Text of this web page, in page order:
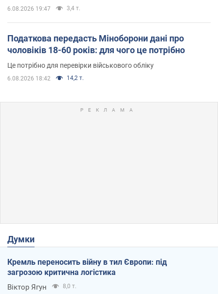
6.08.2026 19:47 3,4 т.
Податкова передасть Міноборони дані про
чоловіків 18-60 років: для чого це потрібно
Це потрібно для перевірки військового обліку
6.08.2026 18:42 14,2 т.
Думки
Кремль переносить війну в тил Європи: під
загрозою критична логістика
Віктор Ягун 8,0 т.